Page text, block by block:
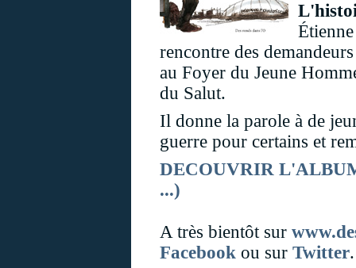
rencontre des
au Foyer du Jeune
du Salut.
Il donne la parole à de
guerre pour certains et
DECOUVRIR
...)
A très bientôt sur
Facebook ou sur Twitter.